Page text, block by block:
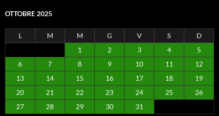
OTTOBRE 2025
L M M G V S
D
1
2 3 4
5
6
7 8 9 10 11
12
13
14 15 16 17 18
19
20
21 22 23 24 25
26
27
28 29 30
31